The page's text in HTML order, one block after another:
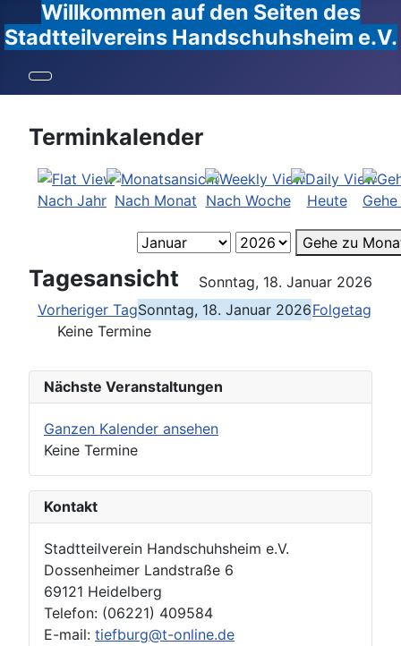
Willkommen auf den Seiten des
Stadtteilvereins Handschuhsheim e.V.
Terminkalender
Nach Jahr Nach Monat Nach Woche Heute
Gehe zu
Tagesansicht
Sonntag, 18. Januar 2026
Vorheriger TagSonntag, 18. Januar 2026Folgetag
Keine Termine
Nächste Veranstaltungen
Ganzen Kalender ansehen
Keine Termine
Kontakt
Stadtteilverein Handschuhsheim e.V.
Dossenheimer Landstraße 6
69121 Heidelberg
Telefon: (06221) 409584
E-mail: tiefburg@t-online.de